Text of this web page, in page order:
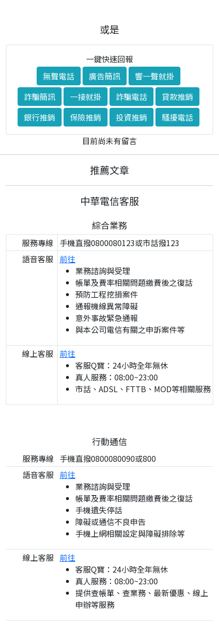
或是
一鍵快速回報
無聲電話
廣告簡訊
響一聲就掛
詐騙簡訊
一接就掛 詐騙電話
貸款推銷
銀行推銷
保險推銷 投資推銷
騷擾電話
目前尚未有留言
推薦文章
中華電信客服
綜合業務
服務專線
手機直撥0800080123或市話撥123
語音客服 前往
業務諮詢與受理
帳單及費率相關問題繳費後之復話
預防工程挖損案件
通報機線異常障礙
意外事故緊急通報
與本公司電信有關之申訴案件等
線上客服 前往
客服Q寶：24小時全年無休
真人服務：08:00~23:00
市話、ADSL、FTTB、MOD等相關服務
行動通信
服務專線 手機直撥0800080090或800
語音客服 前往
業務諮詢與受理
帳單及費率相關問題繳費後之復話
手機遺失停話
障礙或通信不良申告
手機上網相關設定與障礙排除等
線上客服 前往
客服Q寶：24小時全年無休
真人服務：08:00~23:00
提供查帳單、查業務、最新優惠、線上
申辦等服務